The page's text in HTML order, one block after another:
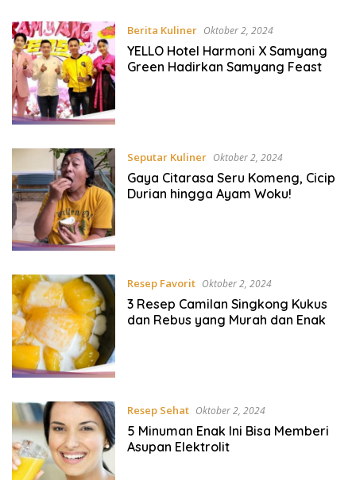
Berita Kuliner Oktober 2, 2024
YELLO Hotel Harmoni X Samyang
Green Hadirkan Samyang Feast
Seputar Kuliner Oktober 2, 2024
Gaya Citarasa Seru Komeng, Cicip
Durian hingga Ayam Woku!
Resep Favorit Oktober 2, 2024
3 Resep Camilan Singkong Kukus
dan Rebus yang Murah dan Enak
Resep Sehat Oktober 2, 2024
5 Minuman Enak Ini Bisa Memberi
Asupan Elektrolit